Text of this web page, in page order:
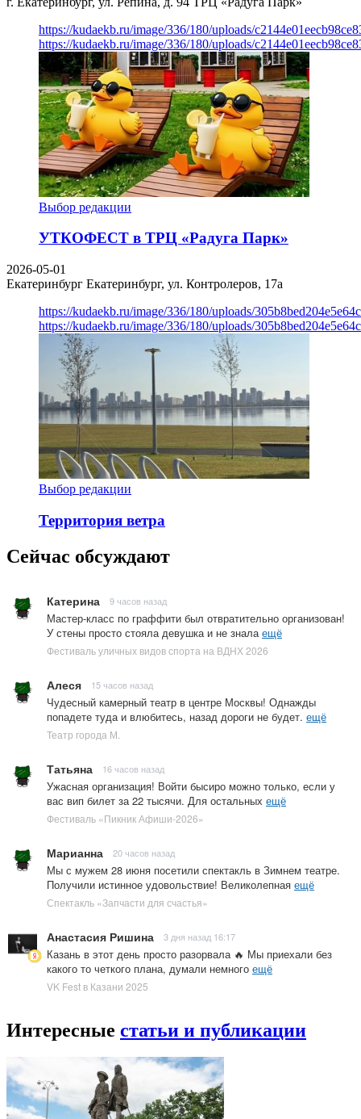
https://kudaekb.ru/image/336/180/uploads/
https://kudaekb.ru/image/336/180/uploads/
Выбор редакции
УТКОФЕСТ в ТРЦ «Радуга Парк»
2026-05-01
Екатеринбург Екатеринбург, ул. Контролеров, 17а
https://kudaekb.ru/image/336/180/uploads/
https://kudaekb.ru/image/336/180/uploads/
Выбор редакции
Территория ветра
Сейчас обсуждают
Катерина 9 часов назад
Мастер-класс по граффити был отвратительно организован!
У стены просто стояла девушка и не знала ещё
Фестиваль уличных видов спорта на ВДНХ 2026
Алеся 15 часов назад
Чудесный камерный театр в центре Москвы! Однажды
попадете туда и влюбитесь, назад дороги не будет. ещё
Театр города М.
Татьяна 16 часов назад
Ужасная организация! Войти бысиро можно только, если у
вас вип билет за 22 тысячи. Для остальных ещё
Фестиваль «Пикник Афиши-2026»
Марианна 20 часов назад
Мы с мужем 28 июня посетили спектакль в Зимнем театре.
Получили истинное удовольствие! Великолепная ещё
Спектакль «Запчасти для счастья»
Анастасия Ришина 3 дня назад 16:17
Казань в этот день просто разорвала 🔥 Мы приехали без
какого то четкого плана, думали немного ещё
VK Fest в Казани 2025
Интересные статьи и публикации